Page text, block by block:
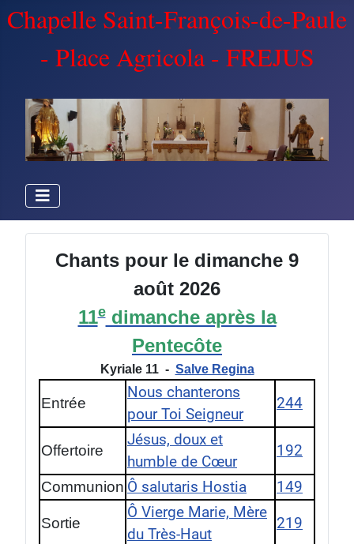
Chapelle Saint-François-de-Paule
- Place Agricola - FREJUS
Chants pour le dimanche 9
août 2026
11edimanche après la
Pentecôte
Kyriale 11 - Salve Regina
Entrée
Nous chanterons
pour Toi Seigneur
244
Offertoire
Jésus, doux et
humble de Cœur
192
Communion Ô salutaris Hostia 149
Sortie
Ô Vierge Marie, Mère
du Très-Haut
219